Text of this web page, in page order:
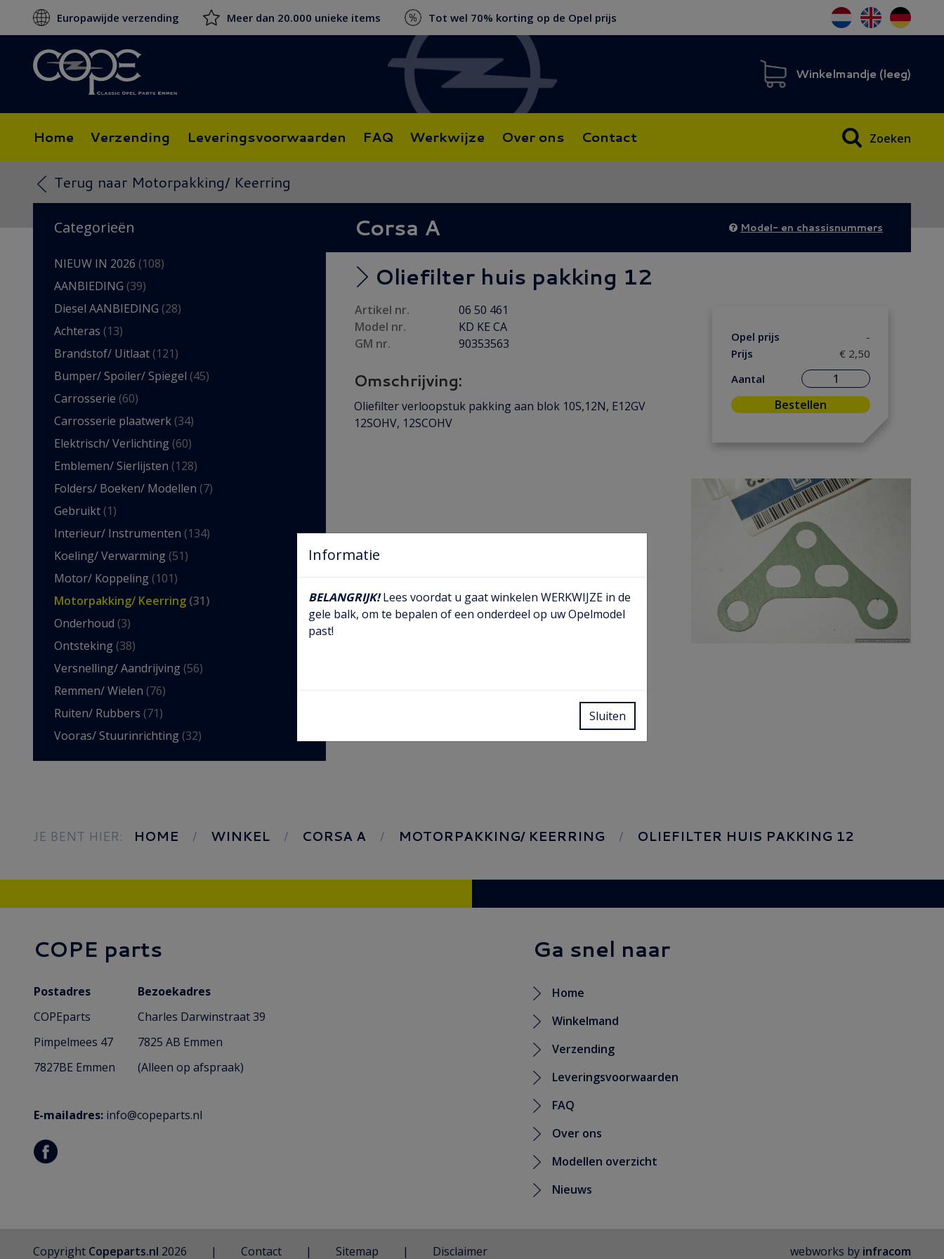
Europawijde verzending Meer dan 20.000 unieke items Tot wel 70% korting op de Opel prijs
Winkelmandje (leeg)
Home Verzending Leveringsvoorwaarden FAQ Werkwijze Over ons Contact Zoeken
Terug naar Motorpakking/ Keerring
Categorieën
NIEUW IN 2026 (108)
AANBIEDING (39)
Diesel AANBIEDING (28)
Achteras (13)
Brandstof/ Uitlaat (121)
Bumper/ Spoiler/ Spiegel (45)
Carrosserie (60)
Carrosserie plaatwerk (34)
Elektrisch/ Verlichting (60)
Emblemen/ Sierlijsten (128)
Folders/ Boeken/ Modellen (7)
Gebruikt (1)
Interieur/ Instrumenten (134)
Koeling/ Verwarming (51)
Motor/ Koppeling (101)
Motorpakking/ Keerring (31)
Onderhoud (3)
Ontsteking (38)
Versnelling/ Aandrijving (56)
Remmen/ Wielen (76)
Ruiten/ Rubbers (71)
Vooras/ Stuurinrichting (32)
Corsa A Model- en chassisnummers
Oliefilter huis pakking 12
Artikel nr.
06 50 461
Model nr.
KD KE CA
GM nr.
90353563
Omschrijving:
Oliefilter verloopstuk pakking aan blok 10S,12N, E12GV
12SOHV, 12SCOHV
Opel prijs
-
Prijs
€ 2,50
Aantal
Bestellen
JE BENT HIER: HOME WINKEL CORSA A MOTORPAKKING/ KEERRING OLIEFILTER HUIS PAKKING 12
COPE parts
Postadres
Bezoekadres
COPEparts
Charles Darwinstraat 39
Pimpelmees 47
7825 AB Emmen
7827BE Emmen
(Alleen op afspraak)
E-mailadres: info@copeparts.nl
Ga snel naar
Home
Winkelmand
Verzending
Leveringsvoorwaarden
FAQ
Over ons
Modellen overzicht
Nieuws
Copyright Copeparts.nl 2026 Contact Sitemap Disclaimer webworks by infracom
Informatie
BELANGRIJK!Lees voordat u gaat winkelen WERKWIJZE in de
gele balk, om te bepalen of een onderdeel op uw Opelmodel
past!
Sluiten